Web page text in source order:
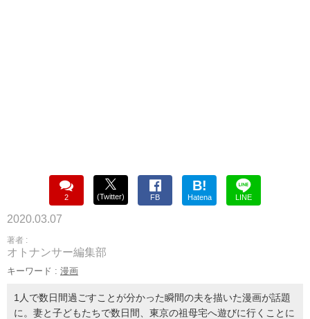
2 (Twitter) FB
B!
Hatena LINE
2020.03.07
著者 :
オトナンサー編集部
キーワード : 漫画
1人で数日間過ごすことが分かった瞬間の夫を描いた漫画が話題
に。妻と子どもたちで数日間、東京の祖母宅へ遊びに行くことに